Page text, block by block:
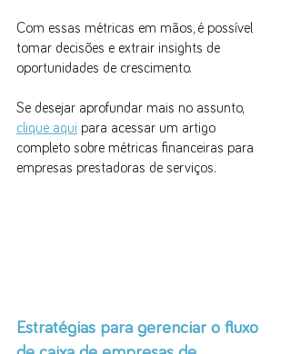
Com essas métricas em mãos, é possível
tomar decisões e extrair insights de
oportunidades de crescimento.
Se desejar aprofundar mais no assunto,
clique aqui para acessar um artigo
completo sobre métricas financeiras para
empresas prestadoras de serviços.
Estratégias para gerenciar o fluxo